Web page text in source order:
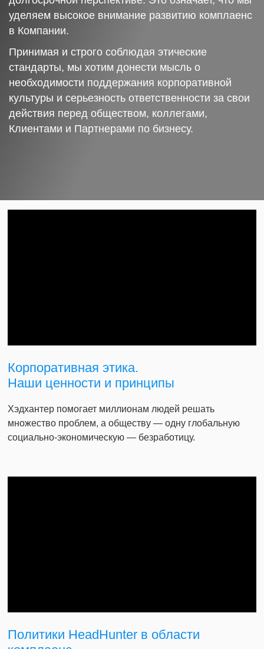
уделяем высокое внимание развитию комплаенс
в Компании.
Принимая и строго соблюдая этические
стандарты, мы хотим донести мысль о
необходимости поддержания корпоративной
культуры и серьезность ответственности за свои
действия перед обществом, коллегами,
Клиентами и Партнерами по бизнесу.
Корпоративная этика.
Наши ценности и принципы
Хэдхантер помогает миллионам людей решать
множество проблем, а обществу — одну глобальную
социально-экономическую — безработицу.
Политики HeadHunter в области